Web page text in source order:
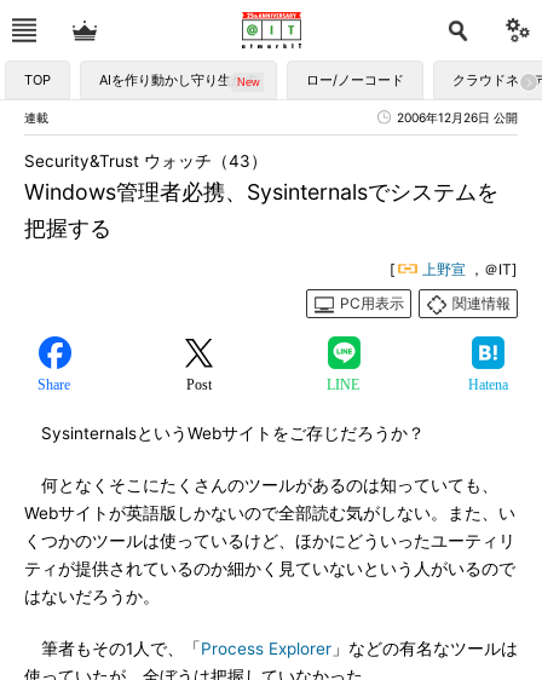
TOP AIを作り動かし守り生かす ロー/ノーコード クラウドネイ
連載 2006年12月26日 公開
Windows管理者必携、Sysinternalsでシステムを
把握する
Security&Trust ウォッチ（43）
[ 上野宣 ，＠IT]
PC用表示
関連情報
Share Post LINE Hatena
SysinternalsというWebサイトをご存じだろうか？
何となくそこにたくさんのツールがあるのは知っていても、
Webサイトが英語版しかないので全部読む気がしない。また、い
くつかのツールは使っているけど、ほかにどういったユーティリ
ティが提供されているのか細かく見ていないという人がいるので
はないだろうか。
筆者もその1人で、「Process Explorer 」などの有名なツールは